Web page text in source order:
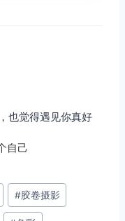
也觉得遇见你真好
自己
#胶卷摄影